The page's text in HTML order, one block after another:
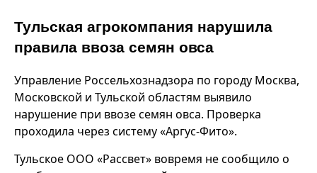
Тульская агрокомпания нарушила
правила ввоза семян овса
Управление Россельхознадзора по городу Москва,
Московской и Тульской областям выявило
нарушение при ввозе семян овса. Проверка
проходила через систему «Аргус-Фито».
Тульское ООО «Рассвет» вовремя не сообщило о